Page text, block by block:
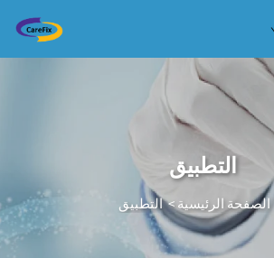
التطبيق
الصفحة الرئيسية>التطبيق